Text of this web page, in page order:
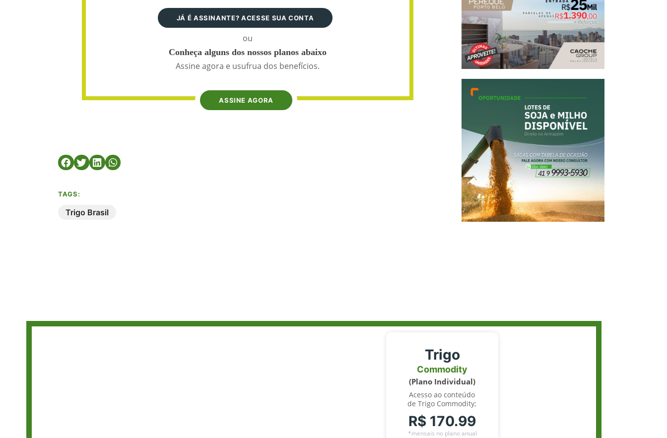
JÁ É ASSINANTE? ACESSE SUA CONTA
ou
Conheça alguns dos nossos planos abaixo
Assine agora e usufrua dos benefícios.
ASSINE AGORA
TAGS:
Trigo Brasil
Trigo
Commodity
(Plano Individual)
Acesso ao conteúdo
de Trigo Commodity;
R$ 170.99
*mensais no plano anual